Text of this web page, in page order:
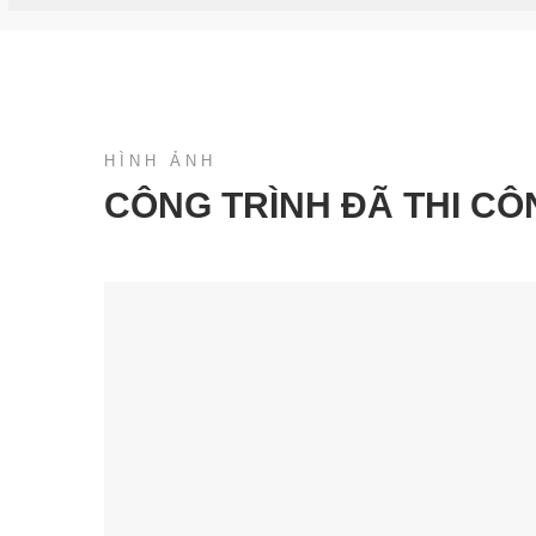
HÌNH ẢNH
CÔNG TRÌNH ĐÃ THI